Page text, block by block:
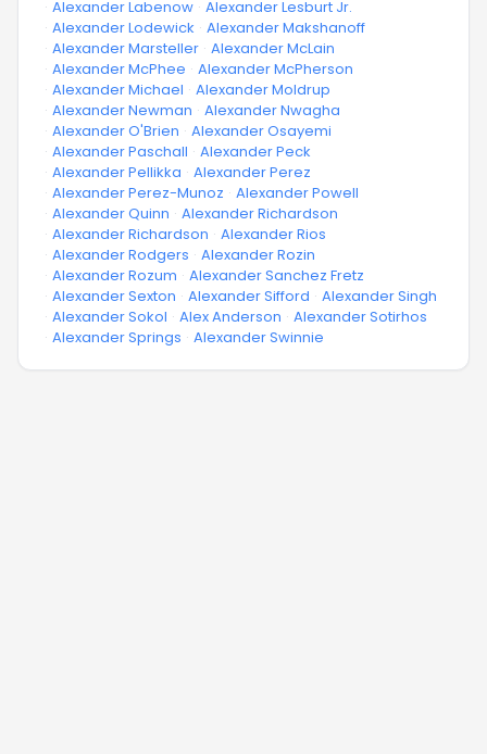
· Alexander Labenow · Alexander Lesburt Jr.
· Alexander Lodewick · Alexander Makshanoff
· Alexander Marsteller · Alexander McLain
· Alexander McPhee · Alexander McPherson
· Alexander Michael · Alexander Moldrup
· Alexander Newman · Alexander Nwagha
· Alexander O'Brien · Alexander Osayemi
· Alexander Paschall · Alexander Peck
· Alexander Pellikka · Alexander Perez
· Alexander Perez-Munoz · Alexander Powell
· Alexander Quinn · Alexander Richardson
· Alexander Richardson · Alexander Rios
· Alexander Rodgers · Alexander Rozin
· Alexander Rozum · Alexander Sanchez Fretz
· Alexander Sexton · Alexander Sifford · Alexander Singh
· Alexander Sokol · Alex Anderson · Alexander Sotirhos
· Alexander Springs · Alexander Swinnie